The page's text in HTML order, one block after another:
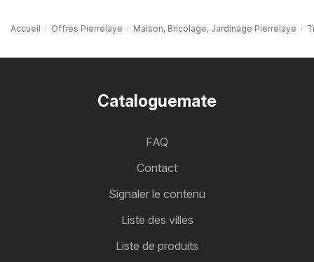
Accueil Offres Pierrelaye Maison, Bricolage, Jardinage Pierrelaye
Cataloguemate
FAQ
Contact
Signaler le contenu
Liste des villes
Liste de produits